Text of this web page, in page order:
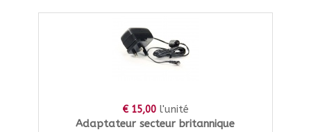
€ 15,00 l'unité
Adaptateur secteur britannique